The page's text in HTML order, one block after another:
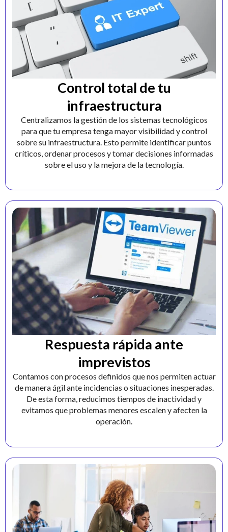
Control total de tu
infraestructura
Centralizamos la gestión de los sistemas tecnológicos
para que tu empresa tenga mayor visibilidad y control
sobre su infraestructura. Esto permite identificar puntos
críticos, ordenar procesos y tomar decisiones informadas
sobre el uso y la mejora de la tecnología.
Respuesta rápida ante
imprevistos
Contamos con procesos definidos que nos permiten actuar
de manera ágil ante incidencias o situaciones inesperadas.
De esta forma, reducimos tiempos de inactividad y
evitamos que problemas menores escalen y afecten la
operación.